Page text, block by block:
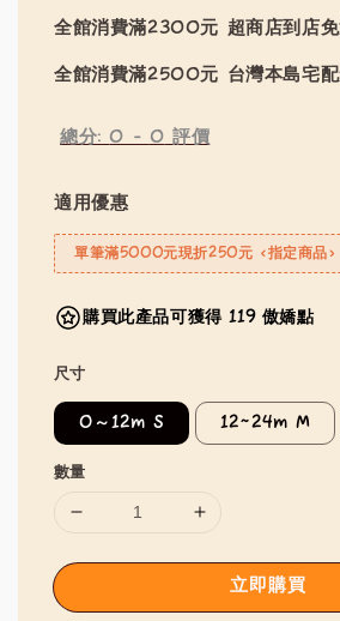
全館消費滿2300元 超商店到店
全館消費滿2500元 台灣本島宅
總分: 0 - 0 評價
適用優惠
單筆滿5000元現折250元 <指定商品>
購買此產品可獲得 119 傲嬌點
尺寸
0～12m S 12~24m M
數量
立即購買